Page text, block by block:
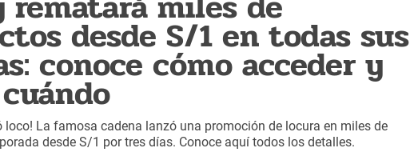
desde S/1 en todas sus
conoce cómo acceder y
loco! La famosa cadena lanzó una promoción de locura en miles de
desde S/1 por tres días. Conoce aquí todos los detalles.